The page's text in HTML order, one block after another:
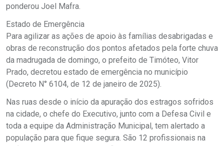
ponderou Joel Mafra.
Estado de Emergência
Para agilizar as ações de apoio às famílias desabrigadas e
obras de reconstrução dos pontos afetados pela forte chuva
da madrugada de domingo, o prefeito de Timóteo, Vitor
Prado, decretou estado de emergência no município
(Decreto N° 6104, de 12 de janeiro de 2025).
Nas ruas desde o início da apuração dos estragos sofridos
na cidade, o chefe do Executivo, junto com a Defesa Civil e
toda a equipe da Administração Municipal, tem alertado a
população para que fique segura. São 12 profissionais na